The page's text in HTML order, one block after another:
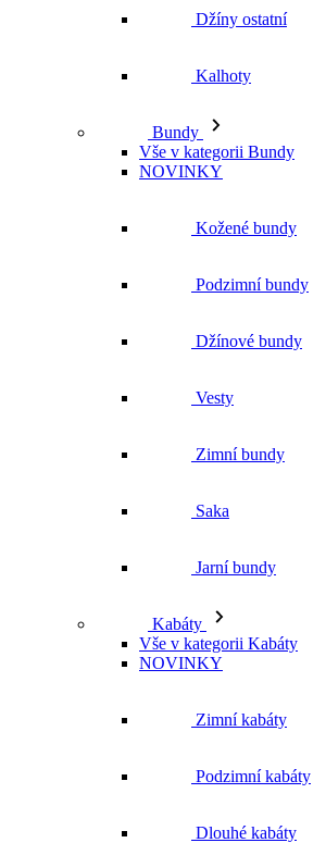
Džíny ostatní
Kalhoty
Bundy
Vše v kategorii Bundy
NOVINKY
Kožené bundy
Podzimní bundy
Džínové bundy
Vesty
Zimní bundy
Saka
Jarní bundy
Kabáty
Vše v kategorii Kabáty
NOVINKY
Zimní kabáty
Podzimní kabáty
Dlouhé kabáty